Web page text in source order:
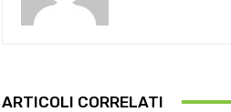
ARTICOLI CORRELATI